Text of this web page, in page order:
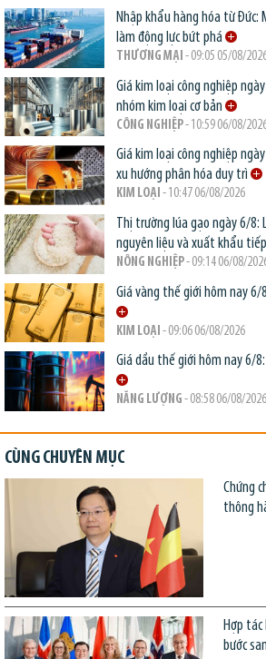
Nhập khẩu hàng hóa từ Đức:
làm động lực bứt phá
THƯƠNG MẠI - 09:05 05/08/
Giá kim loại công nghiệp
nhóm kim loại cơ bản
CÔNG NGHIỆP- 10:59 06/08/
Giá kim loại công nghiệp
xu hướng phân hóa duy trì
KIM LOẠI - 10:47 06/08/2026
Thị trường lúa gạo ngày 6/8:
nguyên liệu và xuất khẩu tiếp
NÔNG NGHIỆP- 09:14 06/08/
Giá vàng thế giới hôm nay 6/
KIM LOẠI - 09:06 06/08/2026
Giá dầu thế giới hôm nay 6/8:
NĂNG LƯỢNG - 08:58 06/08/2026
CÙNG CHUYÊN MỤC
Chứng
thông
Hợp tác
bước